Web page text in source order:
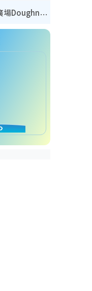
開倉優惠｜銅鑼灣時代廣場Doughnut/Campo Marzio開倉低至1折！背囊、書包、手袋劈價$200起